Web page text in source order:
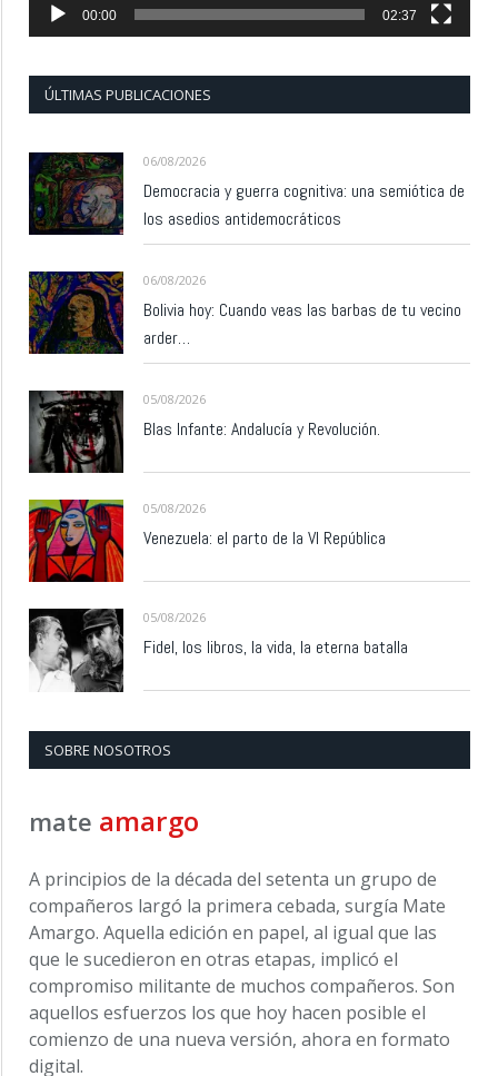
00:00 02:37
ÚLTIMAS PUBLICACIONES
06/08/2026
Democracia y guerra cognitiva: una semiótica de
los asedios antidemocráticos
06/08/2026
Bolivia hoy: Cuando veas las barbas de tu vecino
arder…
05/08/2026
Blas Infante: Andalucía y Revolución.
05/08/2026
Venezuela: el parto de la VI República
05/08/2026
Fidel, los libros, la vida, la eterna batalla
SOBRE NOSOTROS
mate amargo
A principios de la década del setenta un grupo de
compañeros largó la primera cebada, surgía Mate
Amargo. Aquella edición en papel, al igual que las
que le sucedieron en otras etapas, implicó el
compromiso militante de muchos compañeros. Son
aquellos esfuerzos los que hoy hacen posible el
comienzo de una nueva versión, ahora en formato
digital.